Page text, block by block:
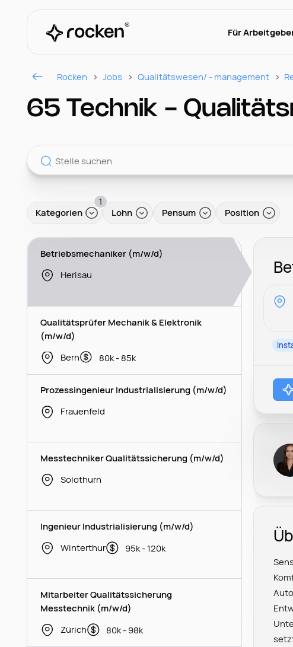
Für
Rocken Jobs Qualitätswesen/ - management
65 Technik -
Kategorien
1
Lohn Pensum Position
Betriebsmechaniker (m/w/d)
Herisau
Qualitätsprüfer Mechanik & Elektronik
(m/w/d)
Bern
80k - 85k
Prozessingenieur Industrialisierung (m/w/d)
Frauenfeld
Messtechniker Qualitätssicherung (m/w/d)
Solothurn
Ingenieur Industrialisierung (m/w/d)
Winterthur
95k - 120k
Mitarbeiter Qualitätssicherung
Messtechnik (m/w/d)
Zürich
80k - 98k